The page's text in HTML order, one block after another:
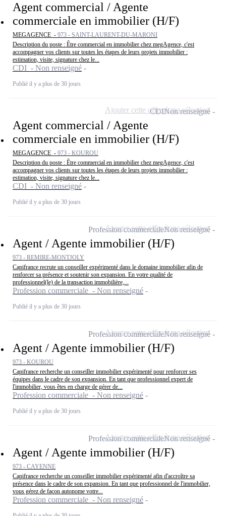
Agent commercial / Agente
commerciale en immobilier (H/F)
MEGAGENCE - 973 - SAINT-LAURENT-DU-MARONI
Description du poste : Être commercial en immobilier chez megAgence, c'est
accompagner vos clients sur toutes les étapes de leurs projets immobilier :
estimation, visite, signature chez le...
CDI - Non renseigné
Publié il y a plus de 30 jours
Agent commercial / Agente
commerciale en immobilier (H/F)
MEGAGENCE - 973 - KOUROU
Description du poste : Être commercial en immobilier chez megAgence, c'est
accompagner vos clients sur toutes les étapes de leurs projets immobilier :
estimation, visite, signature chez le...
CDI - Non renseigné
Publié il y a plus de 30 jours
CDINon renseigné
Ajouter cette offre à ma sélection
Agent / Agente immobilier (H/F)
973 - REMIRE-MONTJOLY
Capifrance recrute un conseiller expérimenté dans le domaine immobilier afin de
renforcer sa présence et soutenir son expansion. En votre qualité de
professionnel(le) de la transaction immobilière,...
Profession commerciale - Non renseigné
Publié il y a plus de 30 jours
Profession commercialeNon renseigné
Ajouter cette offre à ma sélection
Agent / Agente immobilier (H/F)
973 - KOUROU
Capifrance recherche un conseiller immobilier expérimenté pour renforcer ses
équipes dans le cadre de son expansion. En tant que professionnel expert de
l'immobilier, vous êtes en charge de gérer de...
Profession commerciale - Non renseigné
Publié il y a plus de 30 jours
Profession commercialeNon renseigné
Ajouter cette offre à ma sélection
Agent / Agente immobilier (H/F)
973 - CAYENNE
Capifrance recherche un conseiller immobilier expérimenté afin d'accroître sa
présence dans le cadre de son expansion. En tant que professionnel de l'immobilier,
vous gérez de façon autonome votre...
Profession commerciale - Non renseigné
Profession commercialeNon renseigné
Ajouter cette offre à ma sélection